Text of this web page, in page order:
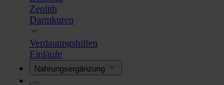
Zeolith
Darmkuren
Verdauungshilfen
Einläufe
Nahrungsergänzung